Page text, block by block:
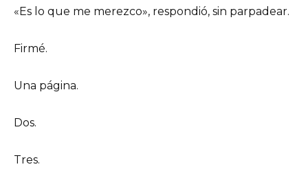
«Es lo que me merezco», respondió, sin parpadear.
Firmé.
Una página.
Dos.
Tres.